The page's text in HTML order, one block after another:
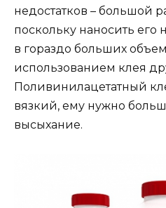
недостатков – большой
поскольку наносить его
в гораздо больших
использованием клея
Поливинилацетатный
вязкий, ему нужно
высыхание.